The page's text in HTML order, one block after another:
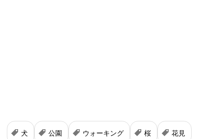
犬 公園 ウォーキング 桜 花見